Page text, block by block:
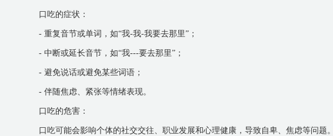
口吃的症状：
- 重复音节或单词，如“我-我-我要去那里”；
- 中断或延长音节，如“我---要去那里”；
- 避免说话或避免某些词语；
- 伴随焦虑、紧张等情绪表现。
口吃的危害：
口吃可能会影响个体的社交交往、职业发展和心理健康，导致自卑、焦虑等问题。